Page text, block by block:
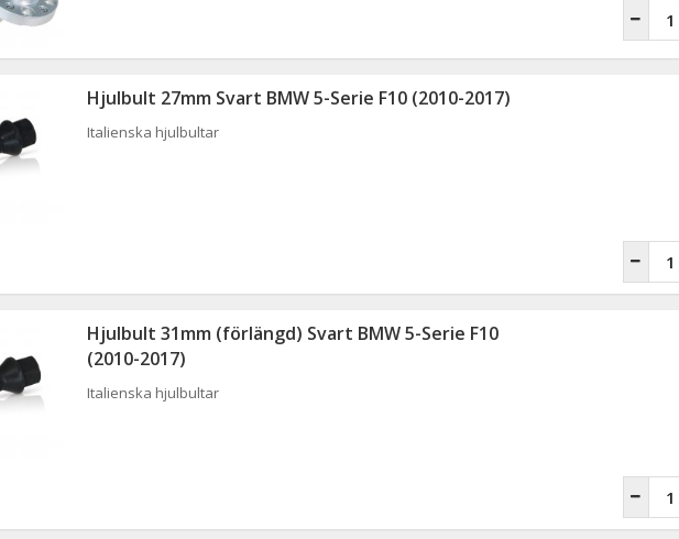
Hjulbult 27mm Svart BMW 5-Serie F10 (2010-2017)
Italienska hjulbultar
Hjulbult 31mm (förlängd) Svart BMW 5-Serie F10
(2010-2017)
Italienska hjulbultar